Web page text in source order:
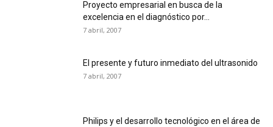
Proyecto empresarial en busca de la
excelencia en el diagnóstico por...
7 abril, 2007
El presente y futuro inmediato del ultrasonido
7 abril, 2007
Philips y el desarrollo tecnológico en el área de